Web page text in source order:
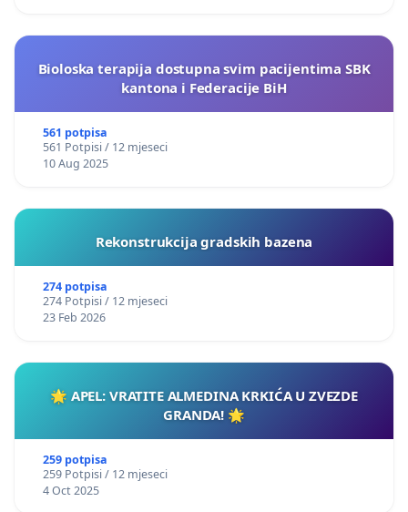
Bioloska terapija dostupna svim pacijentima SBK
kantona i Federacije BiH
561 potpisa
561 Potpisi / 12 mjeseci
10 Aug 2025
Rekonstrukcija gradskih bazena
274 potpisa
274 Potpisi / 12 mjeseci
23 Feb 2026
🌟 APEL: VRATITE ALMEDINA KRKIĆA U ZVEZDE
GRANDA! 🌟
259 potpisa
259 Potpisi / 12 mjeseci
4 Oct 2025